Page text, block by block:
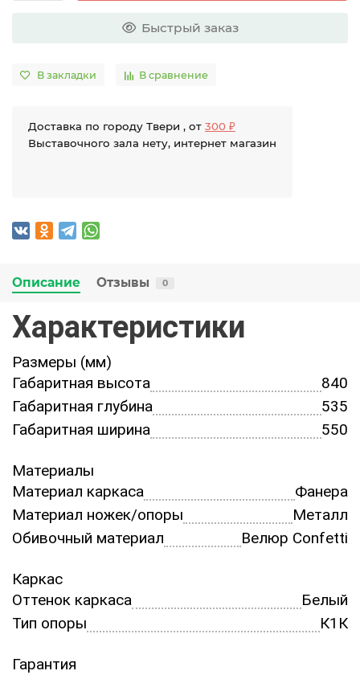
Быстрый заказ
В закладки В сравнение
Доставка по городу Твери , от 300 ₽
Выставочного зала нету, интернет магазин
Описание Отзывы 0
Характеристики
Размеры (мм)
Габаритная высота
840
Габаритная глубина
535
Габаритная ширина
550
Материалы
Материал каркаса
Фанера
Материал ножек/опоры
Металл
Обивочный материал
Велюр Confetti
Каркас
Оттенок каркаса
Белый
Тип опоры
К1К
Гарантия